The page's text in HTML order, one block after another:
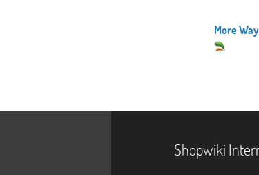
More
Shopwiki